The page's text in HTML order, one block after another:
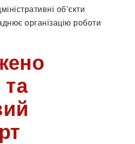
об’єкти
організацію роботи